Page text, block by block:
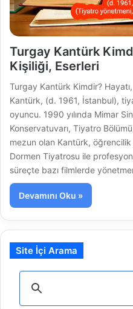
Turgay Kantürk
Kişiliği, Eserleri
Turgay Kantürk Kimdir?
Kantürk, (d. 1961, İstanbul),
oyuncu. 1990 yılında Mimar
Konservatuvarı, Tiyatro
mezun olan Kantürk, öğrencilik
Dormen Tiyatrosu ile
süreçte bazı filmlerde
Devamını Oku »
Site İçi Arama